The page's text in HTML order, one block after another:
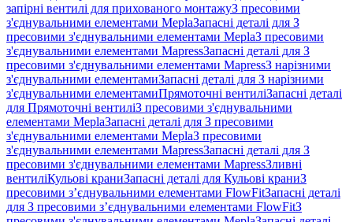
запірні вентилі для прихованого монтажуЗ пресовими
з'єднувальними елементами MeplaЗапасні деталі для З
пресовими з'єднувальними елементами MeplaЗ пресовими
з'єднувальними елементами MapressЗапасні деталі для З
пресовими з'єднувальними елементами MapressЗ нарізними
з'єднувальними елементамиЗапасні деталі для З нарізними
з'єднувальними елементамиПрямоточні вентиліЗапасні деталі
для Прямоточні вентиліЗ пресовими з'єднувальними
елементами MeplaЗапасні деталі для З пресовими
з'єднувальними елементами MeplaЗ пресовими
з'єднувальними елементами MapressЗапасні деталі для З
пресовими з'єднувальними елементами MapressЗливні
вентиліКульові краниЗапасні деталі для Кульові краниЗ
пресовими з’єднувальними елементами FlowFitЗапасні деталі
для З пресовими з’єднувальними елементами FlowFitЗ